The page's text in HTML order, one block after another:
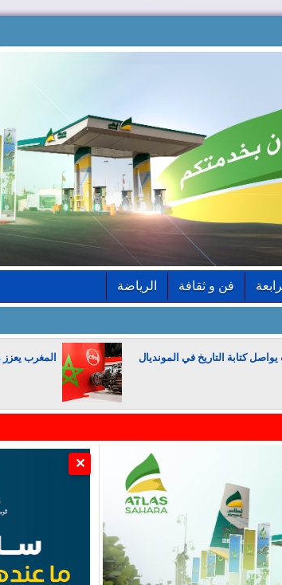
فن و ثقافة الرياضة
كتابة التاريخ في المونديال المغرب
✕